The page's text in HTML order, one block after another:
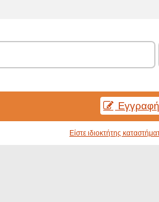
Εγγραφή
Είστε ιδιοκτήτης